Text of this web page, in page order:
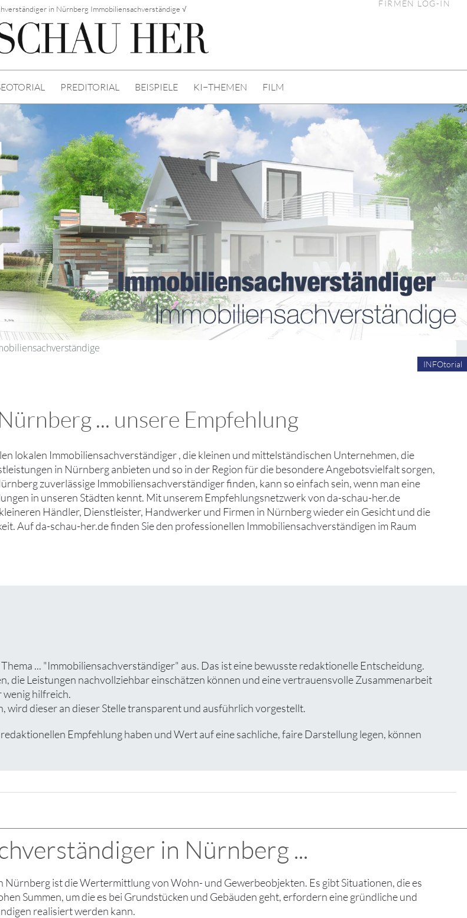
in Nürnberg Immobiliensachverständige √
FIRMEN LOG-IN
PREDITORIAL BEISPIELE KI−THEMEN FILM
INFOtorial
... unsere Empfehlung
lokalen Immobiliensachverständiger , die kleinen und mittelständischen Unternehmen, die
in Nürnberg anbieten und so in der Region für die besondere Angebotsvielfalt sorgen,
zuverlässige Immobiliensachverständiger finden, kann so einfach sein, wenn man eine
in unseren Städten kennt. Mit unserem Empfehlungsnetzwerk von da-schau-her.de
Händler, Dienstleister, Handwerker und Firmen in Nürnberg wieder ein Gesicht und die
Auf da-schau-her.de finden Sie den professionellen Immobiliensachverständigen im Raum
... "Immobiliensachverständiger" aus. Das ist eine bewusste redaktionelle Entscheidung.
die Leistungen nachvollziehbar einschätzen können und eine vertrauensvolle Zusammenarbeit
wenig hilfreich.
dieser an dieser Stelle transparent und ausführlich vorgestellt.
Empfehlung haben und Wert auf eine sachliche, faire Darstellung legen, können
in Nürnberg ...
ist die Wertermittlung von Wohn- und Gewerbeobjekten. Es gibt Situationen, die es
Summen, um die es bei Grundstücken und Gebäuden geht, erfordern eine gründliche und
realisiert werden kann.